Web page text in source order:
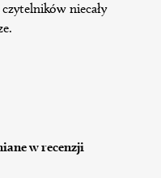
niecały
w recenzji